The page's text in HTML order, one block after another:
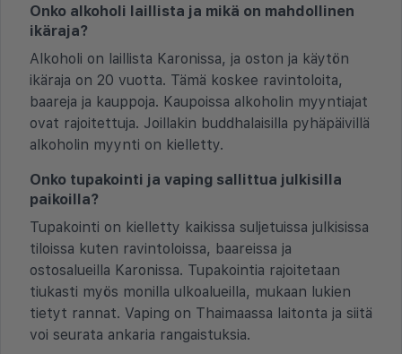
Onko alkoholi laillista ja mikä on mahdollinen
ikäraja?
Alkoholi on laillista Karonissa, ja oston ja käytön
ikäraja on 20 vuotta. Tämä koskee ravintoloita,
baareja ja kauppoja. Kaupoissa alkoholin myyntiajat
ovat rajoitettuja. Joillakin buddhalaisilla pyhäpäivillä
alkoholin myynti on kielletty.
Onko tupakointi ja vaping sallittua julkisilla
paikoilla?
Tupakointi on kielletty kaikissa suljetuissa julkisissa
tiloissa kuten ravintoloissa, baareissa ja
ostosalueilla Karonissa. Tupakointia rajoitetaan
tiukasti myös monilla ulkoalueilla, mukaan lukien
tietyt rannat. Vaping on Thaimaassa laitonta ja siitä
voi seurata ankaria rangaistuksia.